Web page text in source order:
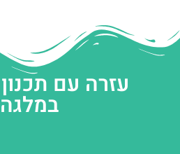
עזרה עם